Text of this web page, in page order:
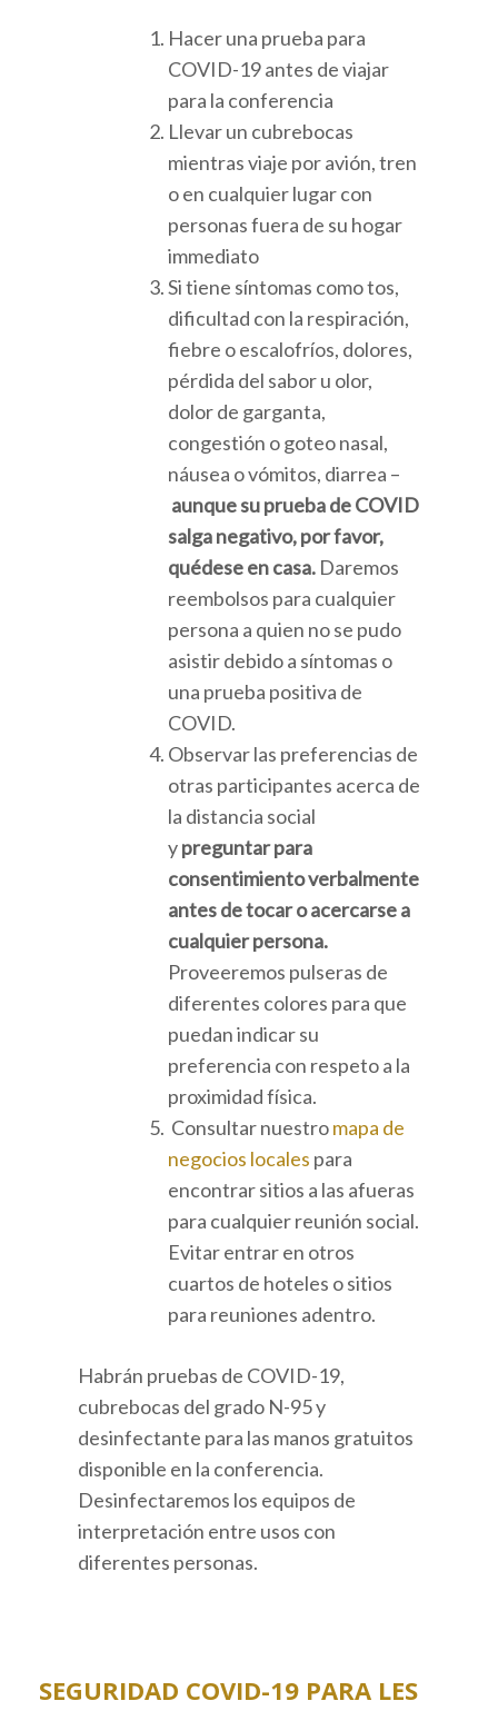
Hacer una prueba para
COVID-19 antes de viajar
para la conferencia
Llevar un cubrebocas
mientras viaje por avión, tren
o en cualquier lugar con
personas fuera de su hogar
immediato
Si tiene síntomas como tos,
dificultad con la respiración,
fiebre o escalofríos, dolores,
pérdida del sabor u olor,
dolor de garganta,
congestión o goteo nasal,
náusea o vómitos, diarrea –
aunque su prueba de COVID
salga negativo, por favor,
quédese en casa. Daremos
reembolsos para cualquier
persona a quien no se pudo
asistir debido a síntomas o
una prueba positiva de
COVID.
Observar las preferencias de
otras participantes acerca de
la distancia social
ypreguntar para
consentimiento verbalmente
antes de tocar o acercarse a
cualquier persona.
Proveeremos pulseras de
diferentes colores para que
puedan indicar su
preferencia con respeto a la
proximidad física.
Consultar nuestromapa de
negocios locales para
encontrar sitios a las afueras
para cualquier reunión social.
Evitar entrar en otros
cuartos de hoteles o sitios
para reuniones adentro.
Habrán pruebas de COVID-19,
cubrebocas del grado N-95 y
desinfectante para las manos gratuitos
disponible en la conferencia.
Desinfectaremos los equipos de
interpretación entre usos con
diferentes personas.
SEGURIDAD COVID-19 PARA LES